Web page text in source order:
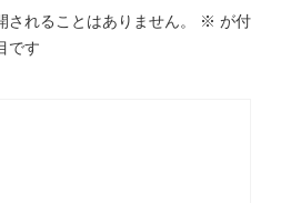
されることはありません。 ※ が付
です